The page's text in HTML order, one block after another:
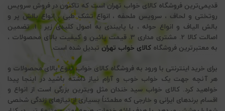
قدیمی‌ترین فروشگاه کالای خواب تهران است که تاکنون در فروش سرویس
روتختی و لحاف ، سرویس ملحفه ، انواع تشک طبی ، انواع بالش پر و
بالش الیاف و انواع حوله ، با پایبندی به اصول کلیدی زیر : 1. تضمین
اصالت کالا 2. مشتری مداری 3. قیمت پائین و کیفیت بالای محصولات ،
به معتبرترین فروشگاه کالای خواب تهران تبدیل شده است.
برای خرید اینترنتی با ورود به فروشگاه کالای خواب تنوع بالای محصولات و
هر آنچه جهت یک خواب خوب و آرام نیاز داشته باشید در اینجا پیدا
خواهید کرد. کالای خواب سید خندان مثل ویترین بزرگی است از انواع و
اقسام برندهای ایرانی و خارجی که مطمئناً بسیاری از نیازهای زندگی شخصی